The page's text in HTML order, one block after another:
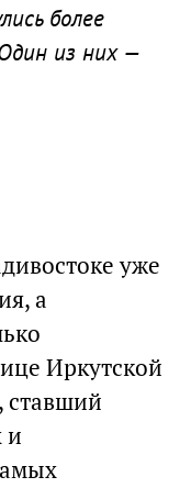
более
из них —
уже
а
Иркутской
ставший
и